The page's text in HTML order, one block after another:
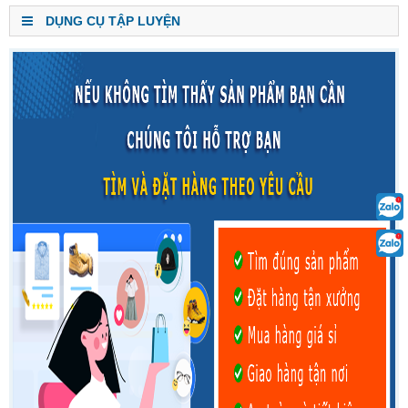
DỤNG CỤ TẬP LUYỆN